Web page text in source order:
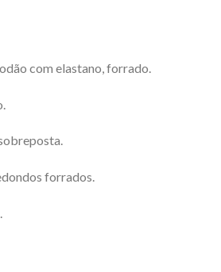
com elastano, forrado.
forrados.